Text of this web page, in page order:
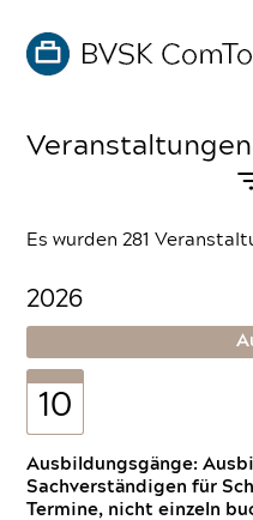
Veranstaltungen
Es wurden 281
2026
10
Ausbildungsgänge:
Sachverständigen für
Termine, nicht einzeln